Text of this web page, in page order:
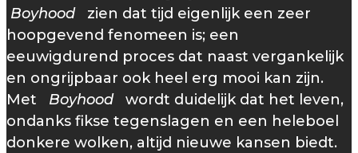
Boyhoodzien dat tijd eigenlijk een zeer
hoopgevend fenomeen is; een
eeuwigdurend proces dat naast vergankelijk
en ongrijpbaar ook heel erg mooi kan zijn.
Met Boyhoodwordt duidelijk dat het leven,
ondanks fikse tegenslagen en een heleboel
donkere wolken, altijd nieuwe kansen biedt.